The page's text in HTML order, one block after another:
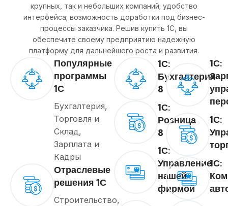
крупных, так и небольших компаний; удобство
интерфейса; возможность доработки под бизнес-
процессы заказчика. Решив купить 1С, вы
обеспечите своему предприятию надежную
платформу для дальнейшего роста и развития.
Популярные
программы
1С
Бухгалтерия,
Торговля и
Склад,
Зарплата и
Кадры
Отраслевые
решения 1С
Строительство,
1С:
Бухгалтерия
8
1С:
Розница
8
1С:
Управление
нашей
фирмой
1С:
1С:
1С: